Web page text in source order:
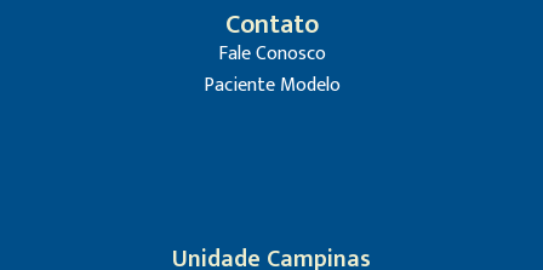
Contato
Fale Conosco
Paciente Modelo
Unidade Campinas